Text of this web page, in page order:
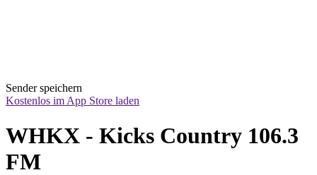
Sender speichern
Kostenlos im App Store laden
WHKX - Kicks Country 106.3
FM